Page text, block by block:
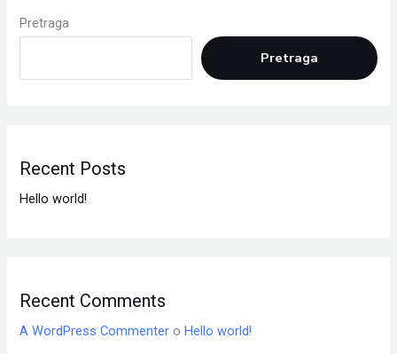
Pretraga
Pretraga
Recent Posts
Hello world!
Recent Comments
A WordPress Commenter oHello world!